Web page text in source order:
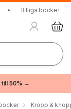
• Billiga böcker
till 50% →
Kropp &